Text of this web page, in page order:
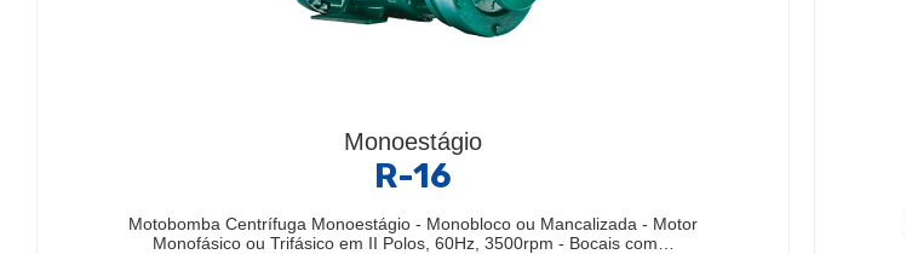
Monoestágio
R-16
Motobomba Centrífuga Monoestágio - Monobloco ou Mancalizada - Motor
Monofásico ou Trifásico em II Polos, 60Hz, 3500rpm - Bocais com…